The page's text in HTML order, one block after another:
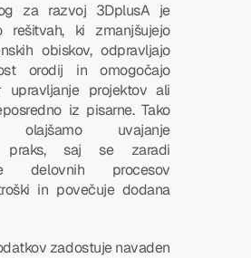
za razvoj 3DplusA je
rešitvah, ki zmanjšujejo
obiskov, odpravljajo
orodij in omogočajo
upravljanje projektov ali
iz pisarne. Tako
olajšamo uvajanje
praks, saj se zaradi
delovnih procesov
in povečuje dodana
zadostuje navaden